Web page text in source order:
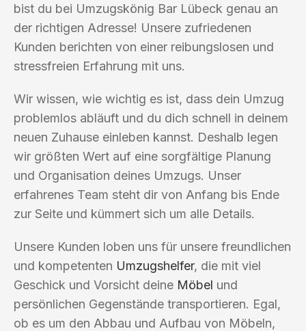
bist du bei Umzugskönig Bar Lübeck genau an
der richtigen Adresse! Unsere zufriedenen
Kunden berichten von einer reibungslosen und
stressfreien Erfahrung mit uns.
Wir wissen, wie wichtig es ist, dass dein Umzug
problemlos abläuft und du dich schnell in deinem
neuen Zuhause einleben kannst. Deshalb legen
wir größten Wert auf eine sorgfältige Planung
und Organisation deines Umzugs. Unser
erfahrenes Team steht dir von Anfang bis Ende
zur Seite und kümmert sich um alle Details.
Unsere Kunden loben uns für unsere freundlichen
und kompetenten Umzugshelfer, die mit viel
Geschick und Vorsicht deine Möbel und
persönlichen Gegenstände transportieren. Egal,
ob es um den Abbau und Aufbau von Möbeln,